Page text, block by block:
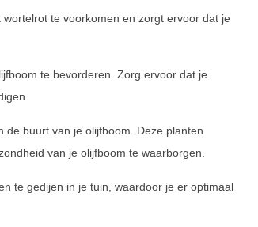
te voorkomen en zorgt ervoor dat je
te bevorderen. Zorg ervoor dat je
de buurt van je olijfboom. Deze planten
van je olijfboom te waarborgen.
te gedijen in je tuin, waardoor je er optimaal